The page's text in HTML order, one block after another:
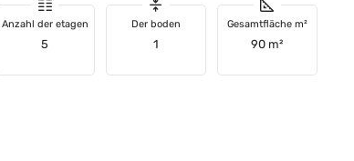
Anzahl der etagen
5
Der boden
1
Gesamtfläche m²
90 m²